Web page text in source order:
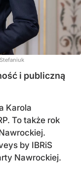
i publiczną
Karola
To także rok
by IBRiS
Nawrockiej.